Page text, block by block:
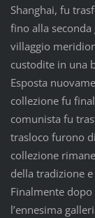
Shanghai, fu
fino alla
villaggio
custodite in una
Esposta
collezione fu
comunista fu
trasloco furono
collezione
della tradizione
Finalmente dopo
l’ennesima